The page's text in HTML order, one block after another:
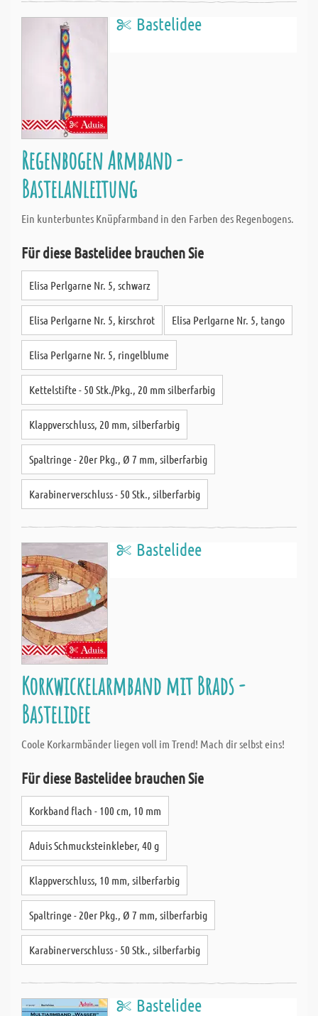
Bastelidee
Regenbogen Armband -
Bastelanleitung
Ein kunterbuntes Knüpfarmband in den Farben des Regenbogens.
Für diese Bastelidee brauchen Sie
Elisa Perlgarne Nr. 5, schwarz
Elisa Perlgarne Nr. 5, kirschrot Elisa Perlgarne Nr. 5, tango
Elisa Perlgarne Nr. 5, ringelblume
Kettelstifte - 50 Stk./Pkg., 20 mm silberfarbig
Klappverschluss, 20 mm, silberfarbig
Spaltringe - 20er Pkg., Ø 7 mm, silberfarbig
Karabinerverschluss - 50 Stk., silberfarbig
Bastelidee
Korkwickelarmband mit Brads -
Bastelidee
Coole Korkarmbänder liegen voll im Trend! Mach dir selbst eins!
Für diese Bastelidee brauchen Sie
Korkband flach - 100 cm, 10 mm
Aduis Schmucksteinkleber, 40 g
Klappverschluss, 10 mm, silberfarbig
Spaltringe - 20er Pkg., Ø 7 mm, silberfarbig
Karabinerverschluss - 50 Stk., silberfarbig
Bastelidee